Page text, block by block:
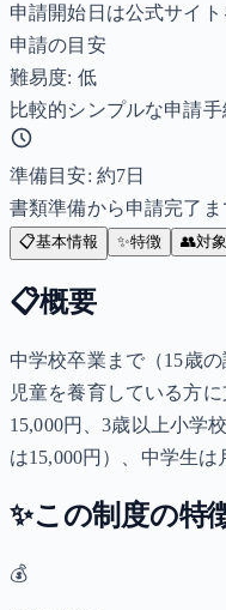
申請開始日は公式サイ
申請の目安
難易度: 低
比較的シンプルな申請手
準備目安: 約7日
書類準備から申請完了
📋基本情報 ✨特徴 👥対
📋概要
中学校卒業まで（15歳
児童を養育している方
15,000円、3歳以上小学
は15,000円）、中学生は
✨この制度の特
💰